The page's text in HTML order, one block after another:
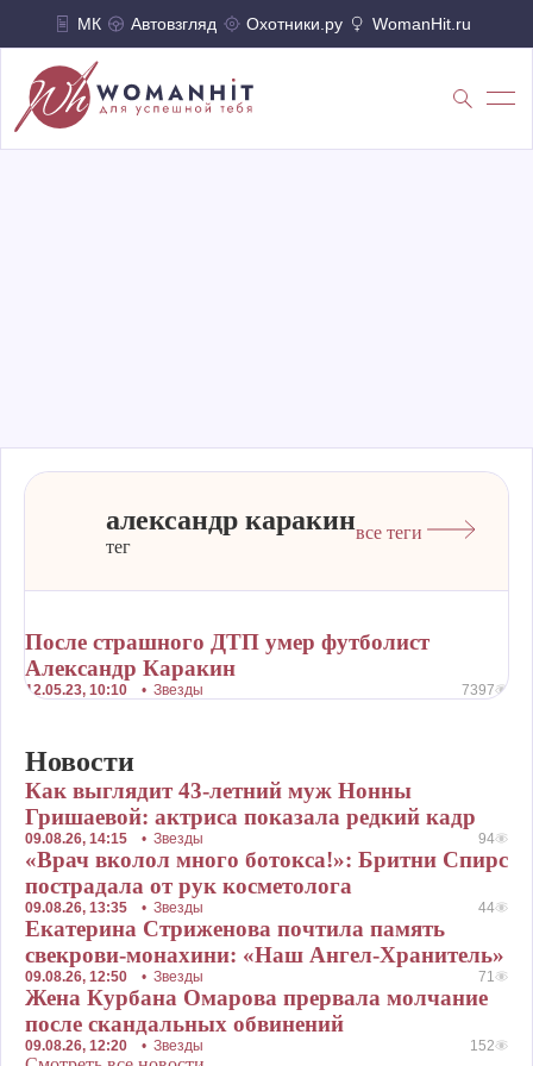
МК Автовзгляд Охотники.ру WomanHit.ru
александр каракин
тег
все теги
После страшного ДТП умер футболист
Александр Каракин
12.05.23, 10:10 • Звезды 7397
Новости
Как выглядит 43-летний муж Нонны
Гришаевой: актриса показала редкий кадр
09.08.26, 14:15 • Звезды 94
«Врач вколол много ботокса!»: Бритни Спирс
пострадала от рук косметолога
09.08.26, 13:35 • Звезды 44
Екатерина Стриженова почтила память
свекрови-монахини: «Наш Ангел-Хранитель»
09.08.26, 12:50 • Звезды 71
Жена Курбана Омарова прервала молчание
после скандальных обвинений
09.08.26, 12:20 • Звезды 152